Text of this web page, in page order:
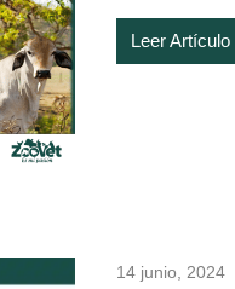
Leer Artículo
14 junio, 2024